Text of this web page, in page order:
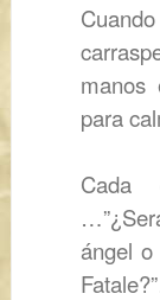
manos
para
Cada
ángel